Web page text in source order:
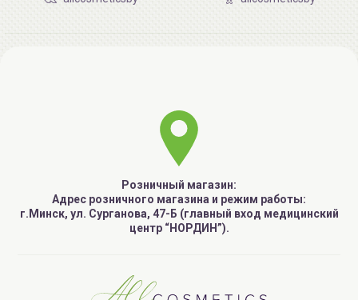
Розничный магазин:
Адрес розничного магазина и режим работы:
г.Минск, ул. Сурганова, 47-Б (главный вход медицинский
центр “НОРДИН”).